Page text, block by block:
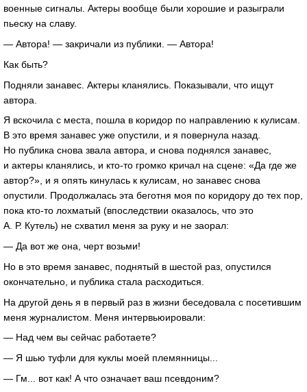
военные сигналы. Актеры вообще были хорошие и разыграли
пьеску на славу.
— Автора! — закричали из публики. — Автора!
Как быть?
Подняли занавес. Актеры кланялись. Показывали, что ищут
автора.
Я вскочила с места, пошла в коридор по направлению к кулисам.
В это время занавес уже опустили, и я повернула назад.
Но публика снова звала автора, и снова поднялся занавес,
и актеры кланялись, и кто-то громко кричал на сцене: «Да где же
автор?», и я опять кинулась к кулисам, но занавес снова
опустили. Продолжалась эта беготня моя по коридору до тех пор,
пока кто-то лохматый (впоследствии оказалось, что это
А. Р. Кутель) не схватил меня за руку и не заорал:
— Да вот же она, черт возьми!
Но в это время занавес, поднятый в шестой раз, опустился
окончательно, и публика стала расходиться.
На другой день я в первый раз в жизни беседовала с посетившим
меня журналистом. Меня интервьюировали:
— Над чем вы сейчас работаете?
— Я шью туфли для куклы моей племянницы...
— Гм... вот как! А что означает ваш псевдоним?